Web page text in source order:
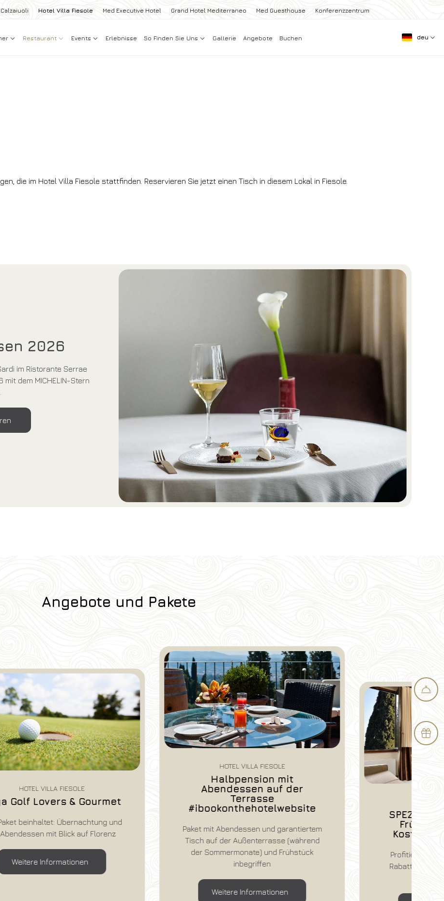
Hotel Villa Fiesole Med Executive Hotel Grand Hotel Mediterraneo Med Guesthouse Konferenzzentrum
Restaurant Events Erlebnisse So Finden Sie Uns Gallerie Angebote Buchen deu
die im Hotel Villa Fiesole stattfinden. Reservieren Sie jetzt einen Tisch in diesem Lokal in Fiesole.
2026
im Ristorante Serrae
dem MICHELIN-Stern
Angebote und Pakete
HOTEL VILLA FIESOLE
Halbpension mit
Tisch auf der Außenterrasse (während
der Sommermonate) und Frühstück
inbegriffen
SPEZIALANGEBOT SUITE –
Frühstück inklusive –
Kostenlose Stornierung
Profitieren Sie von einem exklusiven
Rabatt auf unsere Junior Suiten und